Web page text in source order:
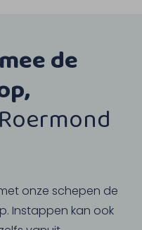
de
onze schepen de
Instappen kan ook